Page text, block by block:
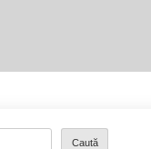
Caută